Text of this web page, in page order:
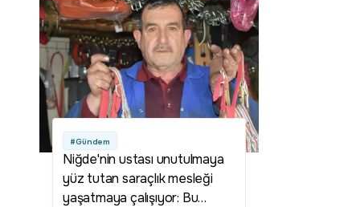
#Gündem
Niğde'nin ustası unutulmaya
yüz tutan saraçlık mesleği
yaşatmaya çalışıyor: Bu